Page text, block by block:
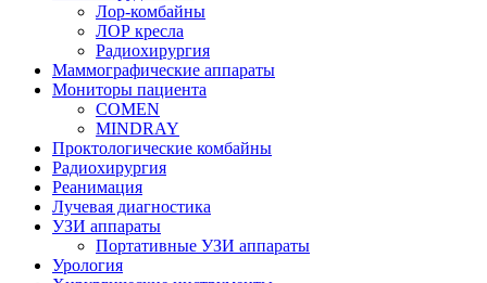
Лор-комбайны
ЛОР кресла
Радиохирургия
Маммографические аппараты
Мониторы пациента
COMEN
MINDRAY
Проктологические комбайны
Радиохирургия
Реанимация
Лучевая диагностика
УЗИ аппараты
Портативные УЗИ аппараты
Урология